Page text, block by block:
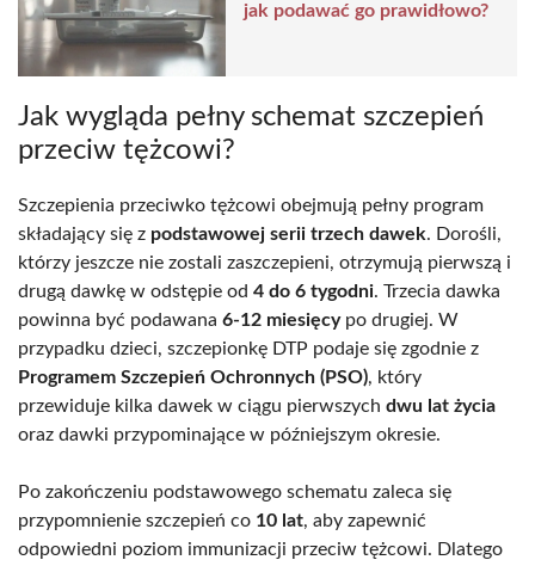
jak podawać go prawidłowo?
Jak wygląda pełny schemat szczepień
przeciw tężcowi?
Szczepienia przeciwko tężcowi obejmują pełny program
składający się z podstawowej serii trzech dawek. Dorośli,
którzy jeszcze nie zostali zaszczepieni, otrzymują pierwszą i
drugą dawkę w odstępie od 4 do 6 tygodni. Trzecia dawka
powinna być podawana 6-12 miesięcypo drugiej. W
przypadku dzieci, szczepionkę DTP podaje się zgodnie z
Programem Szczepień Ochronnych (PSO), który
przewiduje kilka dawek w ciągu pierwszych dwu lat życia
oraz dawki przypominające w późniejszym okresie.
Po zakończeniu podstawowego schematu zaleca się
przypomnienie szczepień co 10 lat, aby zapewnić
odpowiedni poziom immunizacji przeciw tężcowi. Dlatego